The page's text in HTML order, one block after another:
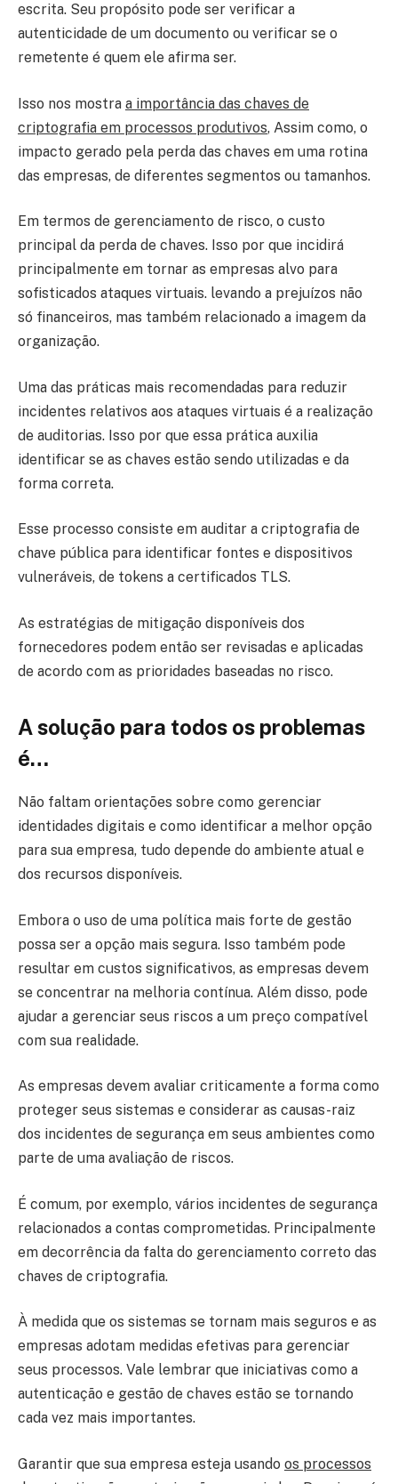
escrita. Seu propósito pode ser verificar a
autenticidade de um documento ou verificar se o
remetente é quem ele afirma ser.
Isso nos mostra a importância das chaves de
criptografia em processos produtivos, Assim como, o
impacto gerado pela perda das chaves em uma rotina
das empresas, de diferentes segmentos ou tamanhos.
Em termos de gerenciamento de risco, o custo
principal da perda de chaves. Isso por que incidirá
principalmente em tornar as empresas alvo para
sofisticados ataques virtuais. levando a prejuízos não
só financeiros, mas também relacionado a imagem da
organização.
Uma das práticas mais recomendadas para reduzir
incidentes relativos aos ataques virtuais é a realização
de auditorias. Isso por que essa prática auxilia
identificar se as chaves estão sendo utilizadas e da
forma correta.
Esse processo consiste em auditar a criptografia de
chave pública para identificar fontes e dispositivos
vulneráveis, de tokens a certificados TLS.
As estratégias de mitigação disponíveis dos
fornecedores podem então ser revisadas e aplicadas
de acordo com as prioridades baseadas no risco.
A solução para todos os problemas
é…
Não faltam orientações sobre como gerenciar
identidades digitais e como identificar a melhor opção
para sua empresa, tudo depende do ambiente atual e
dos recursos disponíveis.
Embora o uso de uma política mais forte de gestão
possa ser a opção mais segura. Isso também pode
resultar em custos significativos, as empresas devem
se concentrar na melhoria contínua. Além disso, pode
ajudar a gerenciar seus riscos a um preço compatível
com sua realidade.
As empresas devem avaliar criticamente a forma como
proteger seus sistemas e considerar as causas-raiz
dos incidentes de segurança em seus ambientes como
parte de uma avaliação de riscos.
É comum, por exemplo, vários incidentes de segurança
relacionados a contas comprometidas. Principalmente
em decorrência da falta do gerenciamento correto das
chaves de criptografia.
À medida que os sistemas se tornam mais seguros e as
empresas adotam medidas efetivas para gerenciar
seus processos. Vale lembrar que iniciativas como a
autenticação e gestão de chaves estão se tornando
cada vez mais importantes.
Garantir que sua empresa esteja usando os processos